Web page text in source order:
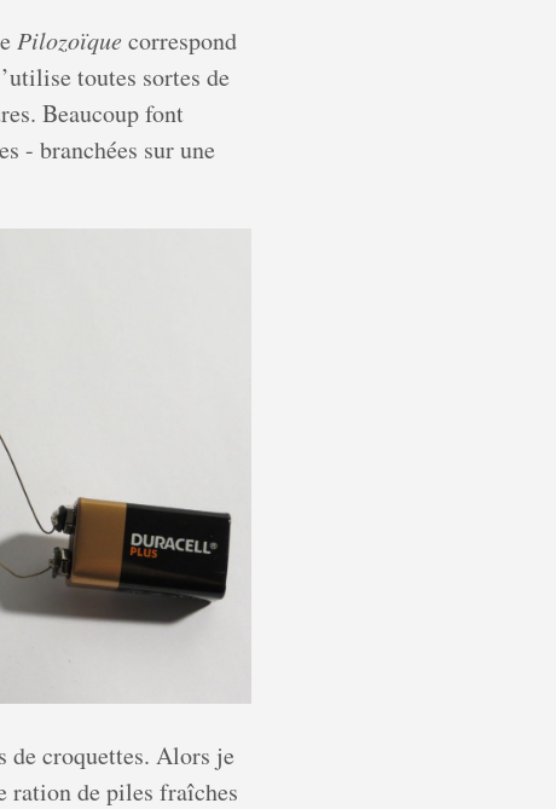
Pilozoïque correspond
toutes sortes de
Beaucoup font
- branchées sur une
de croquettes. Alors je
ration de piles fraîches